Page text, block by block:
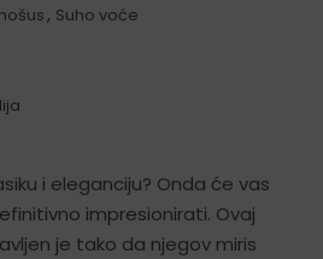
, Suho voće
i eleganciju? Onda će vas
impresionirati. Ovaj
je tako da njegov miris